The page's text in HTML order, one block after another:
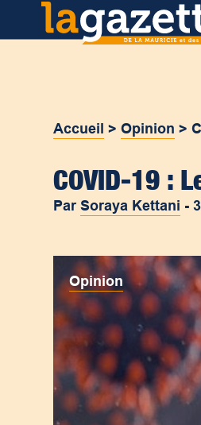
Accueil >Opinion >
COVID-19 :
ParSoraya Kettani -
Opinion